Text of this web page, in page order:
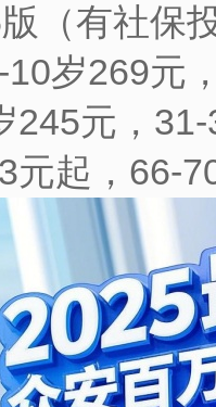
（有社保
岁269元
245元，
元起，66-